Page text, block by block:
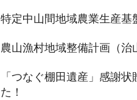
特定中山間地域農業生産基
農山漁村地域整備計画（治
「つなぐ棚田遺産」感謝
た！